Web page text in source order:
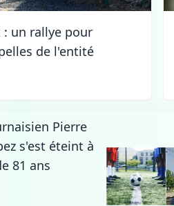
: un rallye pour
de l'entité
Pierre
s'est éteint à
81 ans